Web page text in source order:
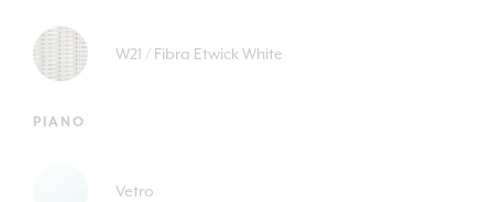
W21 / Fibra Etwick White
PIANO
Vetro